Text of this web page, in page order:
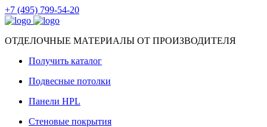
+7 (495) 799-54-20
ОТДЕЛОЧНЫЕ МАТЕРИАЛЫ ОТ ПРОИЗВОДИТЕЛЯ
Получить каталог
Подвесные потолки
Панели HPL
Стеновые покрытия